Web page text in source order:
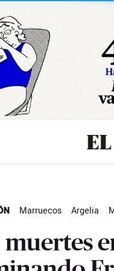
Marruecos Argelia
muertes